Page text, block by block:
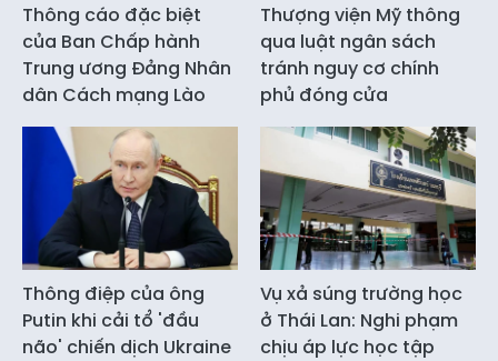
Thông cáo đặc biệt
của Ban Chấp hành
Trung ương Đảng Nhân
dân Cách mạng Lào
Thượng viện Mỹ thông
qua luật ngân sách
tránh nguy cơ chính
phủ đóng cửa
Thông điệp của ông
Putin khi cải tổ 'đầu
não' chiến dịch Ukraine
Vụ xả súng trường học
ở Thái Lan: Nghi phạm
chịu áp lực học tập